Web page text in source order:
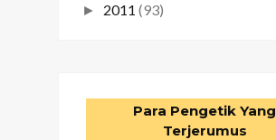
► 2011 (93)
Para Pengetik Yang
Terjerumus